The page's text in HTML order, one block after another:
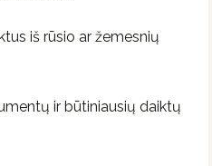
iš rūsio ar žemesnių
ir būtiniausių daiktų